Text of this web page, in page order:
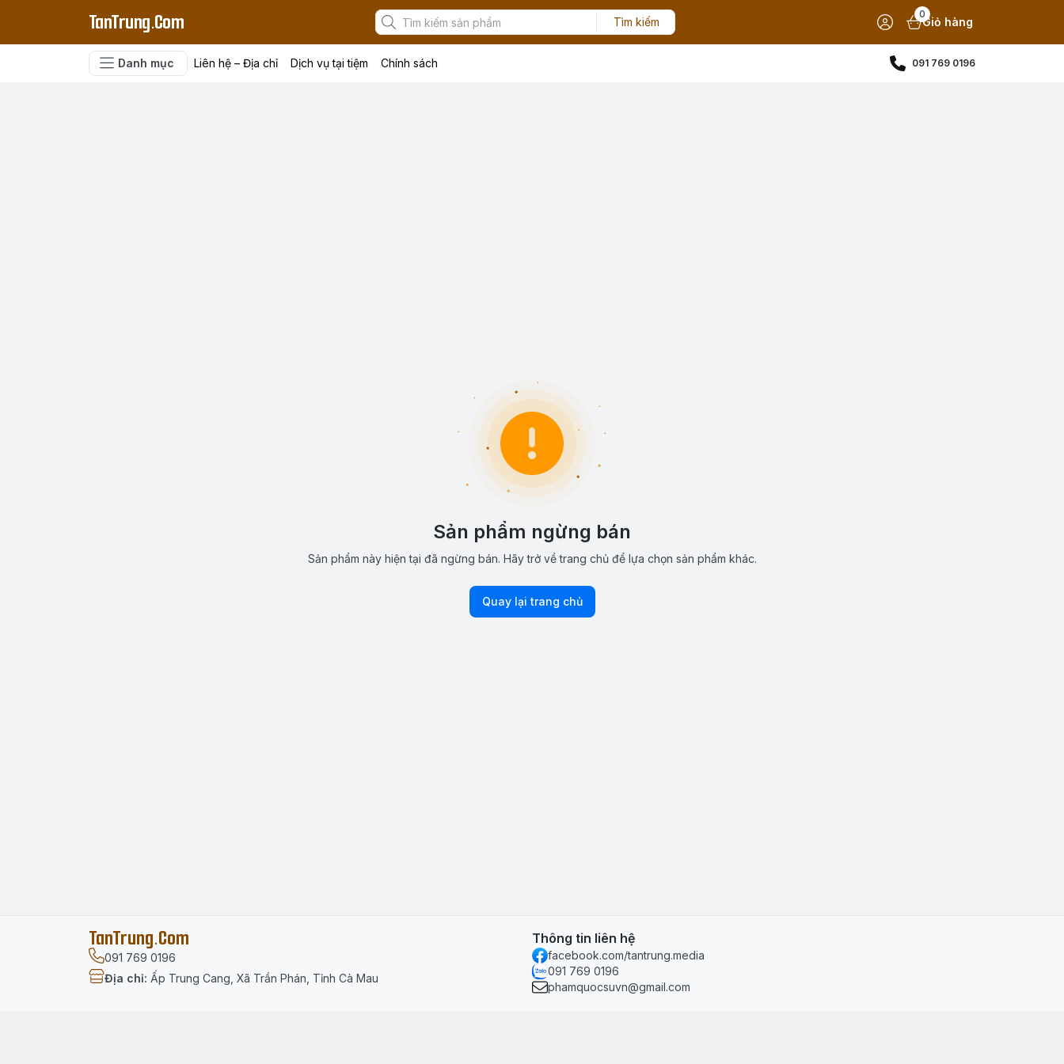
TanTrung.Com Tìm kiếm
0
Giỏ hàng
Danh mục Liên hệ – Địa chỉ Dịch vụ tại tiệm Chính sách 091 769 0196
Sản phẩm ngừng bán
Sản phẩm này hiện tại đã ngừng bán. Hãy trở về trang chủ để lựa chọn sản phẩm khác.
Quay lại trang chủ
TanTrung.Com
091 769 0196
Địa chỉ: Ấp Trung Cang, Xã Trần Phán, Tỉnh Cà Mau
Thông tin liên hệ
facebook.com/tantrung.media
091 769 0196
phamquocsuvn@gmail.com